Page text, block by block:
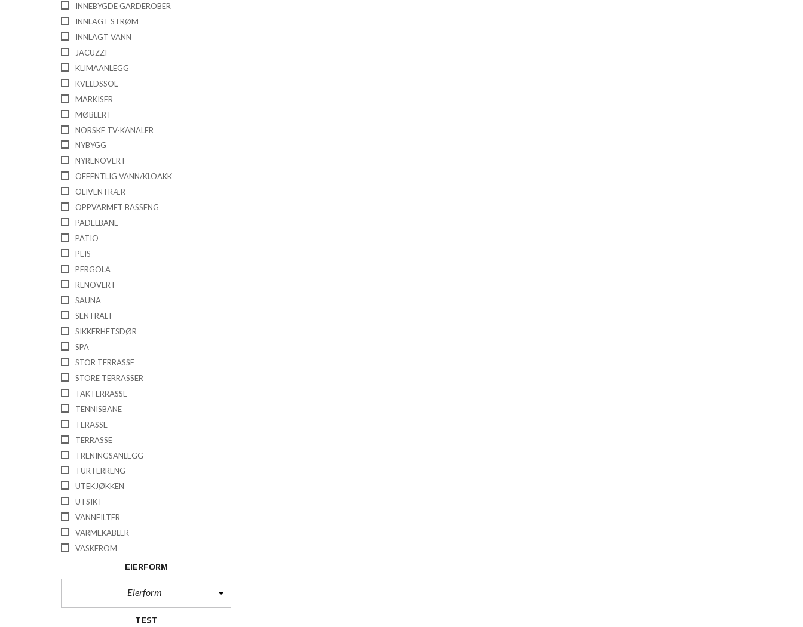
INNEBYGDE GARDEROBER
INNLAGT STRØM
INNLAGT VANN
JACUZZI
KLIMAANLEGG
KVELDSSOL
MARKISER
MØBLERT
NORSKE TV-KANALER
NYBYGG
NYRENOVERT
OFFENTLIG VANN/KLOAKK
OLIVENTRÆR
OPPVARMET BASSENG
PADELBANE
PATIO
PEIS
PERGOLA
RENOVERT
SAUNA
SENTRALT
SIKKERHETSDØR
SPA
STOR TERRASSE
STORE TERRASSER
TAKTERRASSE
TENNISBANE
TERASSE
TERRASSE
TRENINGSANLEGG
TURTERRENG
UTEKJØKKEN
UTSIKT
VANNFILTER
VARMEKABLER
VASKEROM
EIERFORM
Eierform
TEST